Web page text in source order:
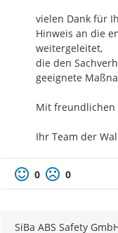
vielen Dank für
Hinweis an die
weitergeleitet,
die den
geeignete
Mit freundlichen
Ihr Team der
0 0
SiBa ABS Safety